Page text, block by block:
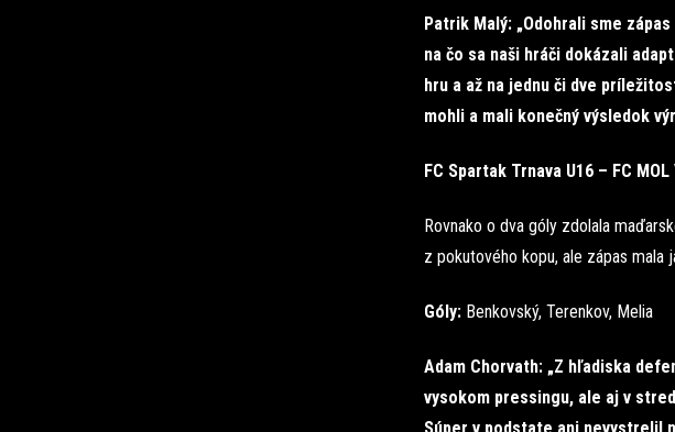
Patrik Malý: „Odohrali sme
na čo sa naši hráči dokázali
hru a až na jednu či dve
mohli a mali konečný výsledok
FC Spartak Trnava U16 – FC
Rovnako o dva góly zdolala
z pokutového kopu, ale zápas mala
Góly: Benkovský, Terenkov, Melia
Adam Chorvath: „Z hľadiska
vysokom pressingu, ale aj v
Súper v podstate ani nevystrelil